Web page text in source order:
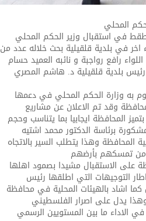
المحلي
في استقبال وزير الحكم المحلي
في بلدية قلقيلية بحث خلاله عدد من
رافع رواجبة و نائبه العميد حسام
بلدية قلقيلية د. هاشم المصري
به وزارة الحكم المحلي في دعمها
وقد تم الاعلان عن مشاريع
المحافظة ايجابيا بما يتناسب وحجم
برئاسة الدكتور محمد اشتيه
المحافظة وهذا يتطلب السير بالاتجاه
من تمسكهم بأرضهم
على الاستقبال مشيدا بصمود اهلها
التوجيهات التي اطلقها رئيس
اشاد بالهيئات المحلية في محافظة
يدل على اصرار الفلسطيني
الاداء ما بين المستويين الرسمي